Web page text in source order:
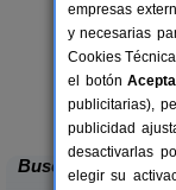
Buscar
empresas
y necesarias
Cookies
el botón
publicitarias),
publicidad
desactivarlas
elegir su